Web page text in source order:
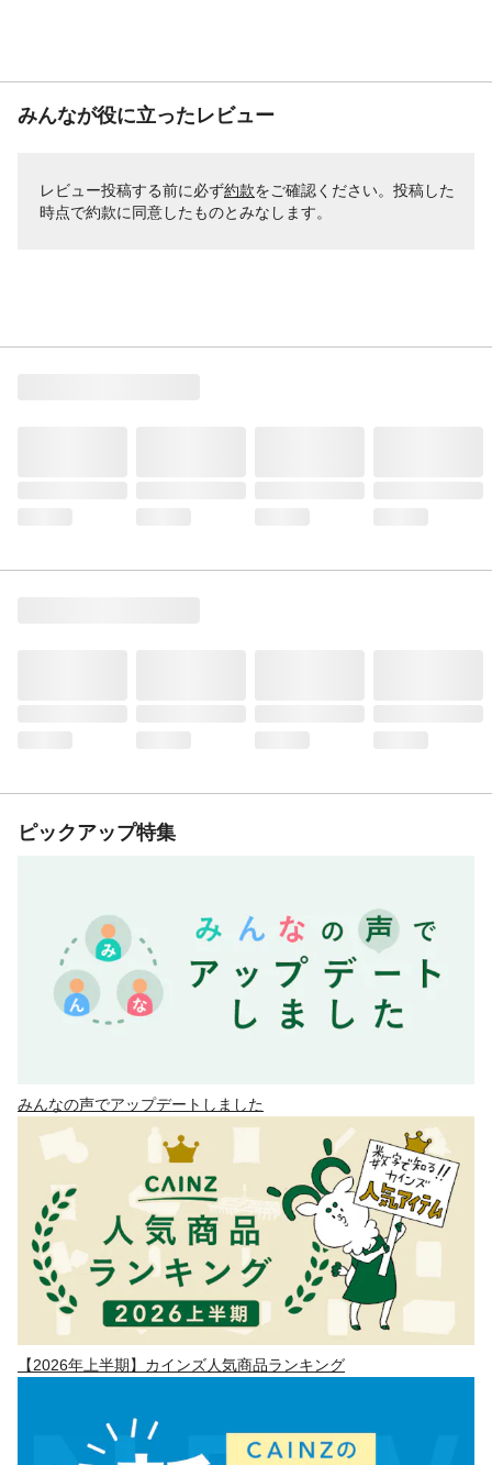
みんなが役に立ったレビュー
レビュー投稿する前に必ず約款をご確認ください。投稿した
時点で約款に同意したものとみなします。
ピックアップ特集
みんなの声でアップデートしました
【2026年上半期】カインズ人気商品ランキング